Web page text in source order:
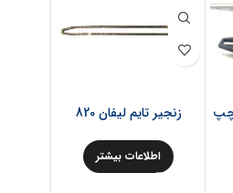
چپ
زنجیر تایم لیفان 820
اطلاعات بیشتر